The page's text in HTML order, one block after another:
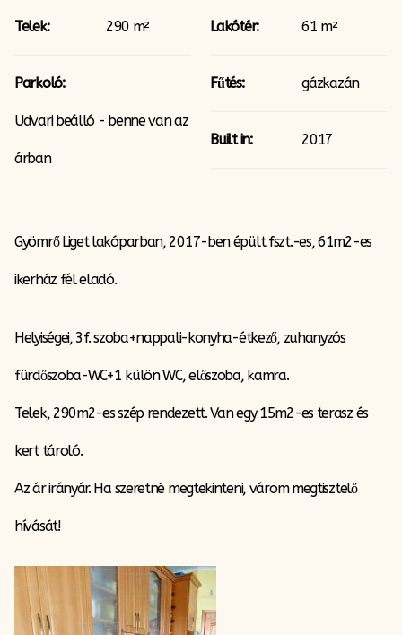
Telek: 290 m² Lakótér: 61 m²
Parkoló:
Udvari beálló - benne van az
árban
Fűtés: gázkazán
Built in: 2017
Gyömrő Liget lakóparban, 2017-ben épült fszt.-es, 61m2-es
ikerház fél eladó.
Helyiségei, 3f. szoba+nappali-konyha-étkező, zuhanyzós
fürdőszoba-WC+1 külön WC, előszoba, kamra.
Telek, 290m2-es szép rendezett. Van egy 15m2-es terasz és
kert tároló.
Az ár irányár. Ha szeretné megtekinteni, várom megtisztelő
hívását!